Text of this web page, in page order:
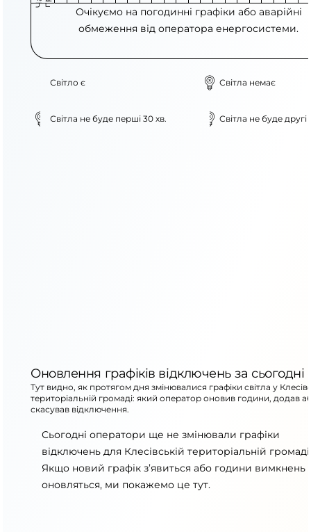
Очікуємо на погодинні графіки або аварійні
обмеження від оператора енергосистеми.
Світло є Світла немає
Світла не буде перші 30 хв. Світла не буде другі
Оновлення графіків відключень за сьогодні
Тут видно, як протягом дня змінювалися графіки світла у
територіальній громаді: який оператор оновив години, додав
скасував відключення.
Сьогодні оператори ще не змінювали графіки
відключень для Клесівській територіальній громаді.
Якщо новий графік з’явиться або години вимкнень
оновляться, ми покажемо це тут.